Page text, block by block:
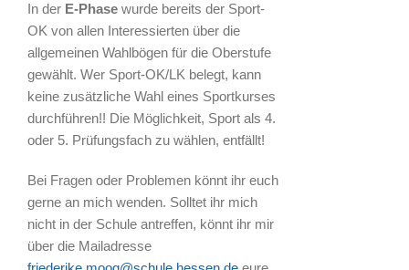
In der E-Phase wurde bereits der Sport-
OK von allen Interessierten über die
allgemeinen Wahlbögen für die Oberstufe
gewählt. Wer Sport-OK/LK belegt, kann
keine zusätzliche Wahl eines Sportkurses
durchführen!! Die Möglichkeit, Sport als 4.
oder 5. Prüfungsfach zu wählen, entfällt!
Bei Fragen oder Problemen könnt ihr euch
gerne an mich wenden. Solltet ihr mich
nicht in der Schule antreffen, könnt ihr mir
über die Mailadresse